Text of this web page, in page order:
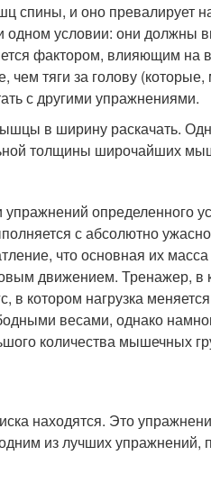
и оно превалирует
одном условии: они должны
фактором, влияющим на
тяги за голову
с другими упражнениями.
в ширину раскачать.
толщины широчайших
упражнений определенного
с абсолютно
что основная их масса
движением. Тренажер, в
в котором нагрузка
весами, однако
количества мышечных
находятся. Это
из лучших упражнений,